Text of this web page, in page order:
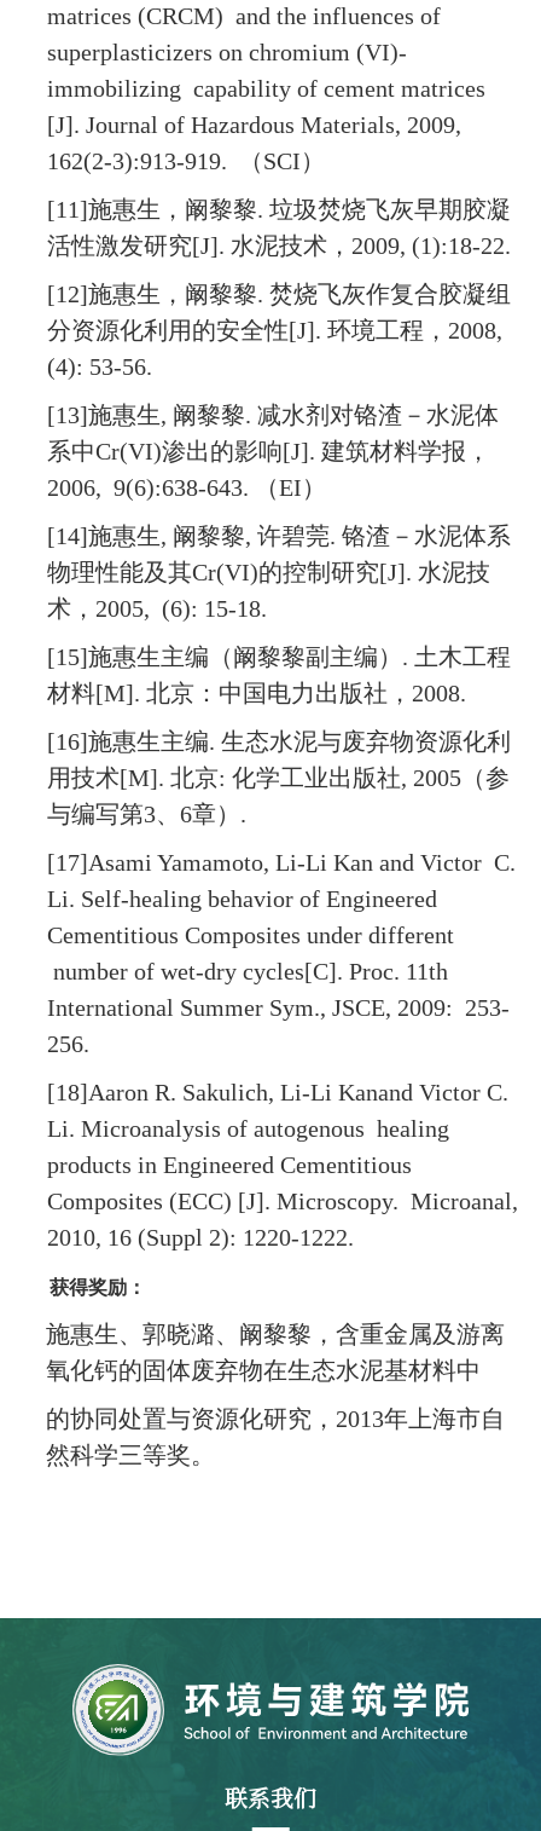
matrices (CRCM) and the influences of
superplasticizers on chromium (VI)-
immobilizing capability of cement matrices
[J]. Journal of Hazardous Materials, 2009,
162(2-3):913-919.
（SCI）
[11]施惠生，阚黎黎. 垃圾焚烧飞灰早期胶凝
活性激发研究[J]. 水泥技术， 2009, (1):18-22.
[12]施惠生，阚黎黎. 焚烧飞灰作复合胶凝组
分资源化利用的安全性[J]. 环境工程， 2008,
(4): 53-56.
[13]施惠生, 阚黎黎. 减水剂对铬渣－水泥体
系中Cr(VI)渗出的影响[J]. 建筑材料学报，
2006, 9(6):638-643.
（EI）
[14]施惠生, 阚黎黎, 许碧莞. 铬渣－水泥体系
物理性能及其Cr(VI)的控制研究[J]. 水泥技
术， 2005, (6): 15-18.
[15]施惠生主编（阚黎黎副主编） . 土木工程
材料[M]. 北京：中国电力出版社， 2008.
[16]施惠生主编. 生态水泥与废弃物资源化利
用技术[M]. 北京: 化学工业出版社, 2005 （参
与编写第3、 6章） .
[17]Asami Yamamoto, Li-Li Kan and Victor C.
Li. Self-healing behavior of Engineered
Cementitious Composites under different
number of wet-dry cycles[C]. Proc. 11th
International Summer Sym., JSCE, 2009: 253-
256.
[18]Aaron R. Sakulich, Li-Li Kanand Victor C.
Li. Microanalysis of autogenous healing
products in Engineered Cementitious
Composites (ECC) [J]. Microscopy. Microanal,
2010, 16 (Suppl 2): 1220-1222.
获得奖励：
施惠生、郭晓潞、阚黎黎，含重金属及游离
氧化钙的固体废弃物在生态水泥基材料中
的协同处置与资源化研究， 2013年上海市自
然科学三等奖。
联系我们